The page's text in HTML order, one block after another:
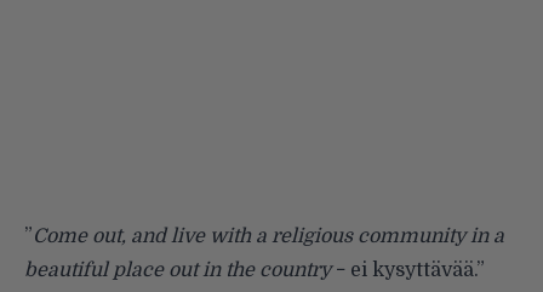
”Come out, and live with a religious community in a
beautiful place out in the country − ei kysyttävää.”